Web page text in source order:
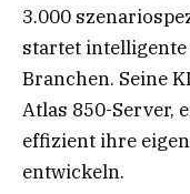
3.000
startet
Branchen. Seine
Atlas 850-Server,
effizient ihre
entwickeln.